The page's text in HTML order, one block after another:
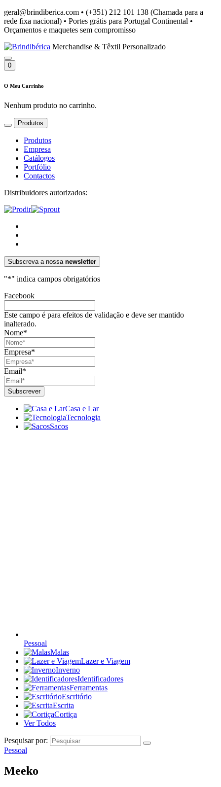
geral@brindiberica.com • (+351) 212 101 138 (Chamada para a
rede fixa nacional) • Portes grátis para Portugal Continental •
Orçamentos e maquetes sem compromisso
Merchandise & Têxtil Personalizado
0
O Meu Carrinho
Nenhum produto no carrinho.
Produtos
Produtos
Empresa
Catálogos
Portfólio
Contactos
Distribuidores autorizados:
Subscreva a nossa newsletter
"*" indica campos obrigatórios
Facebook
Este campo é para efeitos de validação e deve ser mantido
inalterado.
Nome*
Empresa*
Email*
Casa e Lar
Tecnologia
Sacos
Pessoal
Malas
Lazer e Viagem
Inverno
Identificadores
Ferramentas
Escritório
Escrita
Cortiça
Ver Todos
Pesquisar por:
Pessoal
Meeko